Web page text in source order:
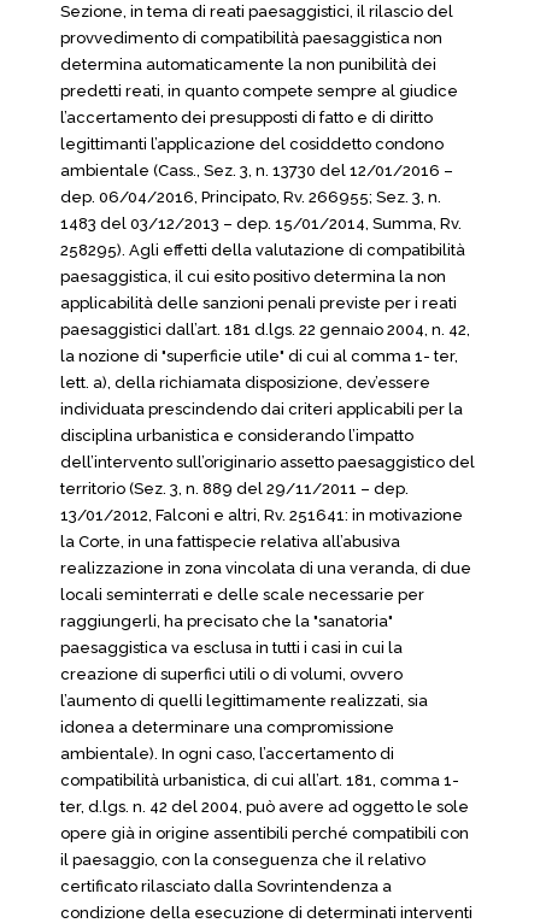
Sezione, in tema di reati paesaggistici, il rilascio del
provvedimento di compatibilità paesaggistica non
determina automaticamente la non punibilità dei
predetti reati, in quanto compete sempre al giudice
l’accertamento dei presupposti di fatto e di diritto
legittimanti l’applicazione del cosiddetto condono
ambientale (Cass., Sez. 3, n. 13730 del 12/01/2016 –
dep. 06/04/2016, Principato, Rv. 266955; Sez. 3, n.
1483 del 03/12/2013 – dep. 15/01/2014, Summa, Rv.
258295). Agli effetti della valutazione di compatibilità
paesaggistica, il cui esito positivo determina la non
applicabilità delle sanzioni penali previste per i reati
paesaggistici dall’art. 181 d.lgs. 22 gennaio 2004, n. 42,
la nozione di "superficie utile" di cui al comma 1- ter,
lett. a), della richiamata disposizione, dev’essere
individuata prescindendo dai criteri applicabili per la
disciplina urbanistica e considerando l’impatto
dell’intervento sull’originario assetto paesaggistico del
territorio (Sez. 3, n. 889 del 29/11/2011 – dep.
13/01/2012, Falconi e altri, Rv. 251641: in motivazione
la Corte, in una fattispecie relativa all’abusiva
realizzazione in zona vincolata di una veranda, di due
locali seminterrati e delle scale necessarie per
raggiungerli, ha precisato che la "sanatoria"
paesaggistica va esclusa in tutti i casi in cui la
creazione di superfici utili o di volumi, ovvero
l’aumento di quelli legittimamente realizzati, sia
idonea a determinare una compromissione
ambientale). In ogni caso, l’accertamento di
compatibilità urbanistica, di cui all’art. 181, comma 1-
ter, d.lgs. n. 42 del 2004, può avere ad oggetto le sole
opere già in origine assentibili perché compatibili con
il paesaggio, con la conseguenza che il relativo
certificato rilasciato dalla Sovrintendenza a
condizione della esecuzione di determinati interventi